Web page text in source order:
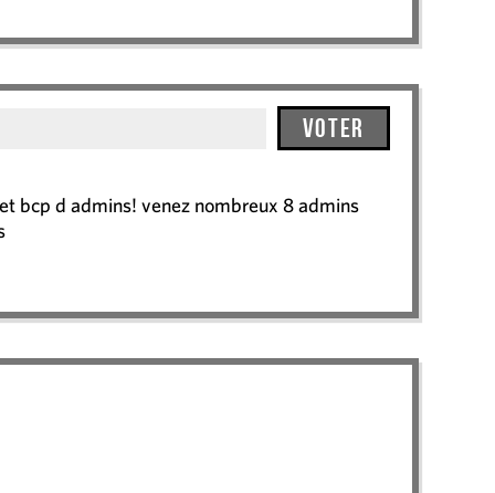
Voter
bcp d admins! venez nombreux 8 admins